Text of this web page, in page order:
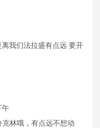
我们法拉盛有点远 要开
午
林哦，有点远不想动